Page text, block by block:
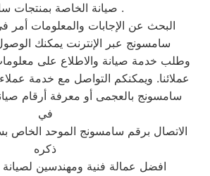
صيانة الخاصة بمنتجات سامسونج .
البحث عن الإجابات والمعلومات أمر
سامسونج عبر الإنترنت يمكنك
وطلب خدمة صيانة والاطلاع على
عملائنا. ويمكنكم التواصل مع خدمة
سامسونج بالعجمى أو معرفة أرقام
في
الاتصال برقم سامسونج الموحد الخاص
ذكره
افضل عمالة فنية ومهندسين